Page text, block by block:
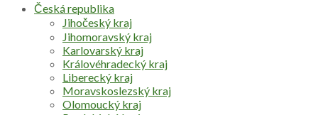
Česká republika
Jihočeský kraj
Jihomoravský kraj
Karlovarský kraj
Královéhradecký kraj
Liberecký kraj
Moravskoslezský kraj
Olomoucký kraj